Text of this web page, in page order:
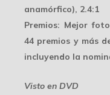
anamórfico), 2.4:1
Premios: Mejor
44 premios y más
incluyendo la
Visto en DVD